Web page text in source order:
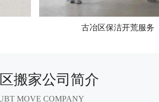
古冶区保洁开荒服务
搬家公司简介
MOVE COMPANY